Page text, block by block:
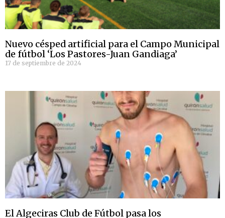
Nuevo césped artificial para el Campo Municipal
de fútbol ‘Los Pastores-Juan Gandiaga’
17 de septiembre de 2024
El Algeciras Club de Fútbol pasa los